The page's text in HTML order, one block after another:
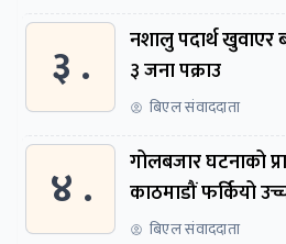
३ .
नशालु पदार्थ खुवाएर
३ जना पक्राउ
बिएल संवाददाता
४ .
गोलबजार घटनाको
काठमाडौं फर्कियो
बिएल संवाददाता